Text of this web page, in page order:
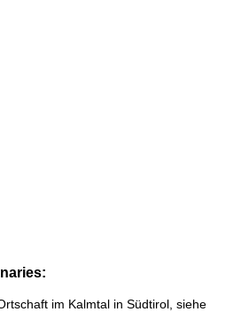
im Kalmtal in Südtirol, siehe